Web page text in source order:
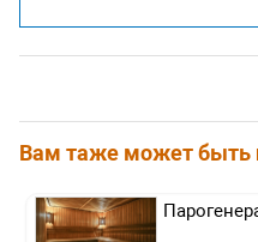
Вам таже может быть